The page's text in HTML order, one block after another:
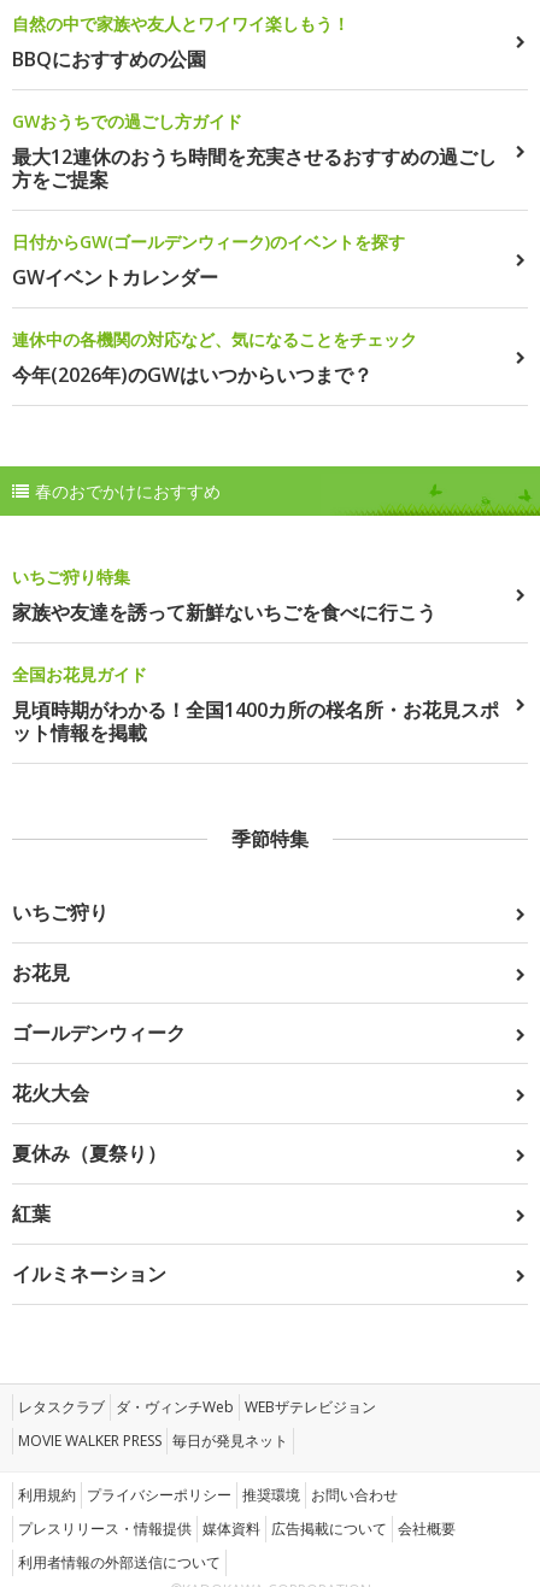
自然の中で家族や友人とワイワイ楽しもう！
BBQにおすすめの公園
GWおうちでの過ごし方ガイド
最大12連休のおうち時間を充実させるおすすめの過ごし
方をご提案
日付からGW(ゴールデンウィーク)のイベントを探す
GWイベントカレンダー
連休中の各機関の対応など、気になることをチェック
今年(2026年)のGWはいつからいつまで？
春のおでかけにおすすめ
いちご狩り特集
家族や友達を誘って新鮮ないちごを食べに行こう
全国お花見ガイド
見頃時期がわかる！全国1400カ所の桜名所・お花見スポ
ット情報を掲載
季節特集
いちご狩り
お花見
ゴールデンウィーク
花火大会
夏休み（夏祭り）
紅葉
イルミネーション
レタスクラブ ダ・ヴィンチWeb WEBザテレビジョン
MOVIE WALKER PRESS 毎日が発見ネット
利用規約 プライバシーポリシー 推奨環境 お問い合わせ
プレスリリース・情報提供 媒体資料 広告掲載について 会社概要
利用者情報の外部送信について